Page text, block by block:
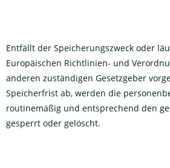
Entfällt der Speicherungszweck oder
Europäischen Richtlinien- und
anderen zuständigen Gesetzgeber
Speicherfrist ab, werden die
routinemäßig und entsprechend den
gesperrt oder gelöscht.